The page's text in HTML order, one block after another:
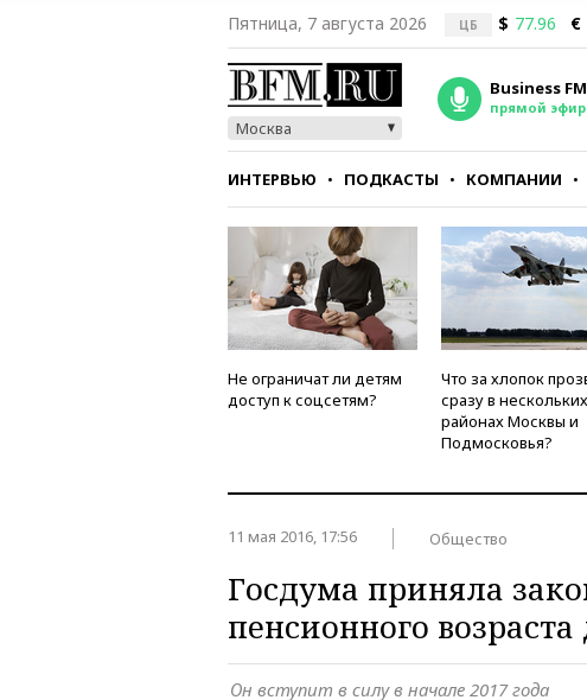
Пятница, 7 августа 2026 ЦБ $ 77.96 €
Москва
Business FM
прямой эфир
ИНТЕРВЬЮ ПОДКАСТЫ КОМПАНИИ
СТИЛЬ ТЕСТЫ
Не ограничат ли детям
доступ к соцсетям?
Что за хлопок
сразу в нескольких
районах Москвы и
Подмосковья?
11 мая 2016, 17:56 Общество
Госдума приняла
пенсионного
Он вступит в силу в начале 2017 года